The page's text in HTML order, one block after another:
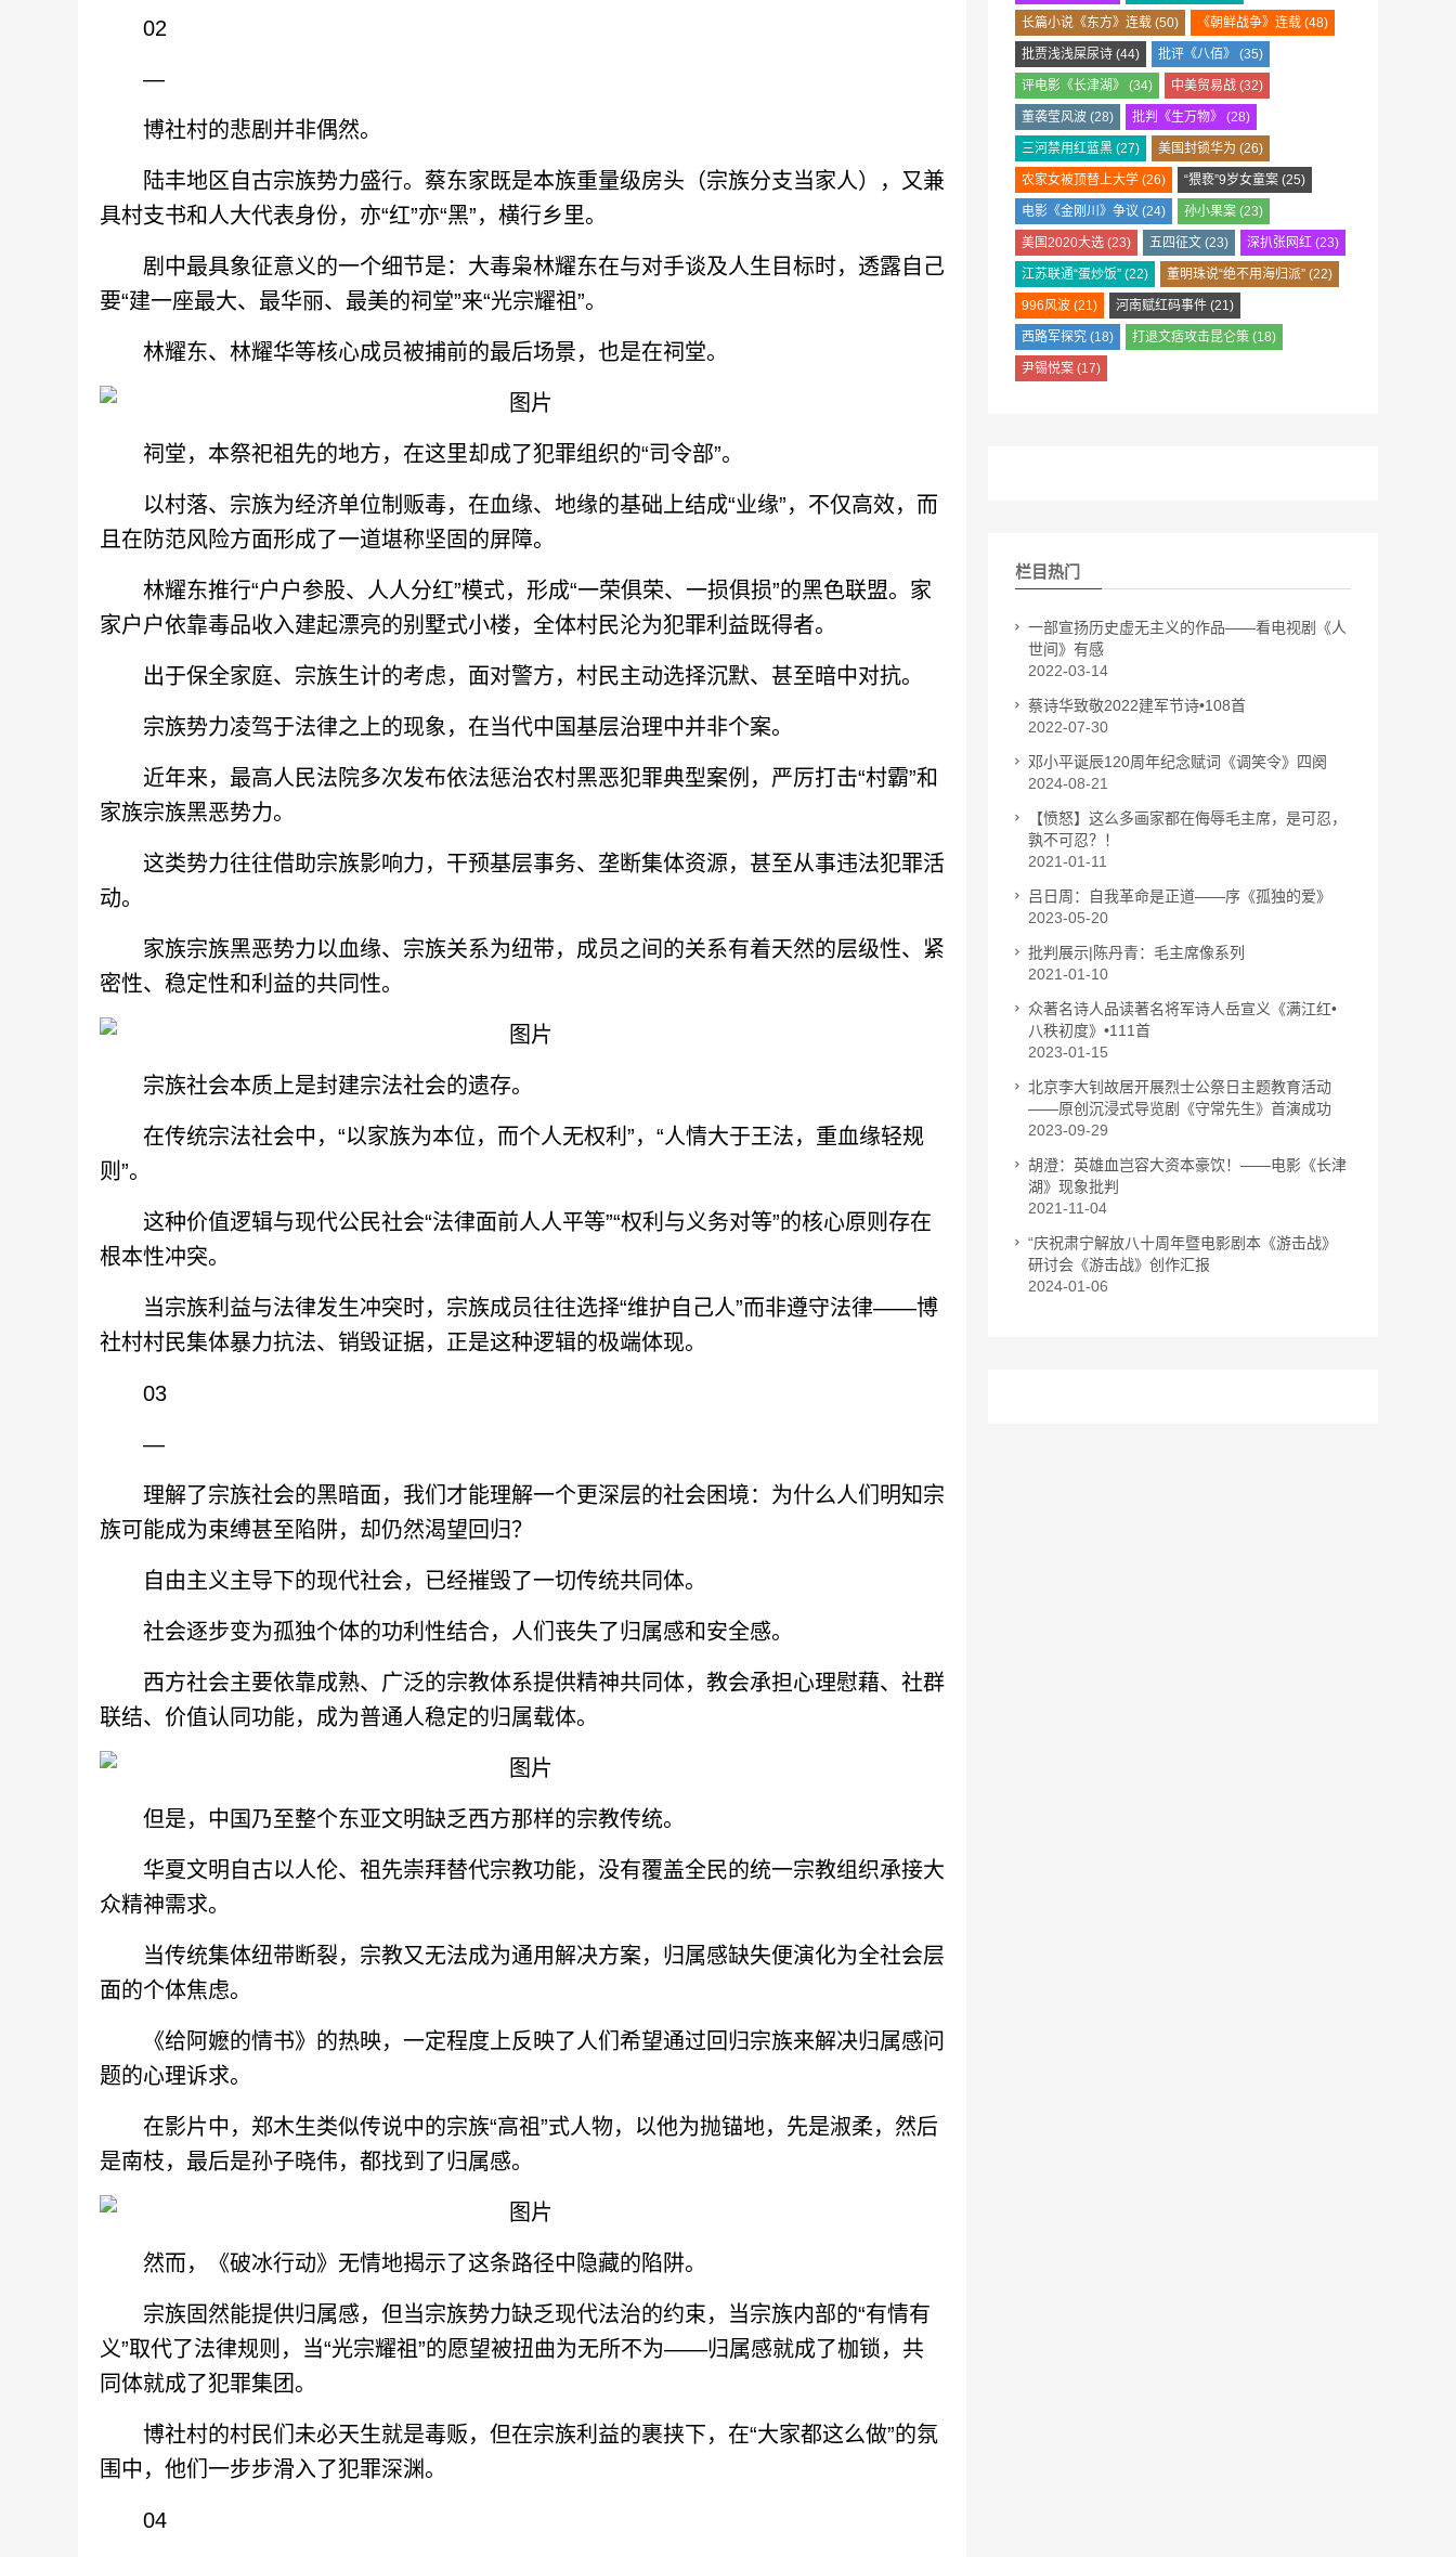
02‍
—
博社村的悲剧并非偶然。
陆丰地区自古宗族势力盛行。蔡东家既是本族重量级房头（宗族分支当家人），又兼
具村支书和人大代表身份，亦“红”亦“黑”，横行乡里。
剧中最具象征意义的一个细节是：大毒枭林耀东在与对手谈及人生目标时，透露自己
要“建一座最大、最华丽、最美的祠堂”来“光宗耀祖”。
林耀东、林耀华等核心成员被捕前的最后场景，也是在祠堂。
祠堂，本祭祀祖先的地方，在这里却成了犯罪组织的“司令部”。
以村落、宗族为经济单位制贩毒，在血缘、地缘的基础上结成“业缘”，不仅高效，而
且在防范风险方面形成了一道堪称坚固的屏障。
林耀东推行“户户参股、人人分红”模式，形成“一荣俱荣、一损俱损”的黑色联盟。家
家户户依靠毒品收入建起漂亮的别墅式小楼，全体村民沦为犯罪利益既得者。
出于保全家庭、宗族生计的考虑，面对警方，村民主动选择沉默、甚至暗中对抗。
宗族势力凌驾于法律之上的现象，在当代中国基层治理中并非个案。
近年来，最高人民法院多次发布依法惩治农村黑恶犯罪典型案例，严厉打击“村霸”和
家族宗族黑恶势力。
这类势力往往借助宗族影响力，干预基层事务、垄断集体资源，甚至从事违法犯罪活
动。
家族宗族黑恶势力以血缘、宗族关系为纽带，成员之间的关系有着天然的层级性、紧
密性、稳定性和利益的共同性。
宗族社会本质上是封建宗法社会的遗存。
在传统宗法社会中，“以家族为本位，而个人无权利”，“人情大于王法，重血缘轻规
则”。
这种价值逻辑与现代公民社会“法律面前人人平等”“权利与义务对等”的核心原则存在
根本性冲突。
当宗族利益与法律发生冲突时，宗族成员往往选择“维护自己人”而非遵守法律——博
社村村民集体暴力抗法、销毁证据，正是这种逻辑的极端体现。
03‍
—
理解了宗族社会的黑暗面，我们才能理解一个更深层的社会困境：为什么人们明知宗
族可能成为束缚甚至陷阱，却仍然渴望回归？
自由主义主导下的现代社会，已经摧毁了一切传统共同体。
社会逐步变为孤独个体的功利性结合，人们丧失了归属感和安全感。
西方社会主要依靠成熟、广泛的宗教体系提供精神共同体，教会承担心理慰藉、社群
联结、价值认同功能，成为普通人稳定的归属载体。
但是，中国乃至整个东亚文明缺乏西方那样的宗教传统。
华夏文明自古以人伦、祖先崇拜替代宗教功能，没有覆盖全民的统一宗教组织承接大
众精神需求。
当传统集体纽带断裂，宗教又无法成为通用解决方案，归属感缺失便演化为全社会层
面的个体焦虑。
《给阿嬷的情书》的热映，一定程度上反映了人们希望通过回归宗族来解决归属感问
题的心理诉求。
在影片中，郑木生类似传说中的宗族“高祖”式人物，以他为抛锚地，先是淑柔，然后
是南枝，最后是孙子晓伟，都找到了归属感。
然而，《破冰行动》无情地揭示了这条路径中隐藏的陷阱。
宗族固然能提供归属感，但当宗族势力缺乏现代法治的约束，当宗族内部的“有情有
义”取代了法律规则，当“光宗耀祖”的愿望被扭曲为无所不为——归属感就成了枷锁，共
同体就成了犯罪集团。
博社村的村民们未必天生就是毒贩，但在宗族利益的裹挟下，在“大家都这么做”的氛
围中，他们一步步滑入了犯罪深渊。
04‍
长篇小说《东方》连载 (50) 《朝鲜战争》连载 (48)
批贾浅浅屎尿诗 (44) 批评《八佰》 (35)
评电影《长津湖》 (34) 中美贸易战 (32)
董袭莹风波 (28) 批判《生万物》 (28)
三河禁用红蓝黑 (27) 美国封锁华为 (26)
农家女被顶替上大学 (26) “猥亵”9岁女童案 (25)
电影《金刚川》争议 (24) 孙小果案 (23)
美国2020大选 (23) 五四征文 (23) 深扒张网红 (23)
江苏联通“蛋炒饭” (22) 董明珠说“绝不用海归派” (22)
996风波 (21) 河南赋红码事件 (21)
西路军探究 (18) 打退文痞攻击昆仑策 (18)
尹锡悦案 (17)
栏目热门
一部宣扬历史虚无主义的作品——看电视剧《人
世间》有感
2022-03-14
蔡诗华致敬2022建军节诗•108首
2022-07-30
邓小平诞辰120周年纪念赋词《调笑令》四阕
2024-08-21
【愤怒】这么多画家都在侮辱毛主席，是可忍，
孰不可忍？！
2021-01-11
吕日周：自我革命是正道——序《孤独的爱》
2023-05-20
批判展示|陈丹青：毛主席像系列
2021-01-10
众著名诗人品读著名将军诗人岳宣义《满江红•
八秩初度》•111首
2023-01-15
北京李大钊故居开展烈士公祭日主题教育活动
——原创沉浸式导览剧《守常先生》首演成功
2023-09-29
胡澄：英雄血岂容大资本豪饮！——电影《长津
湖》现象批判
2021-11-04
“庆祝肃宁解放八十周年暨电影剧本《游击战》
研讨会《游击战》创作汇报
2024-01-06